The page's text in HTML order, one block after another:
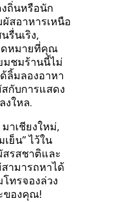
ถิ่นหรือนัก
สอาหารเหนือ
รื่นเริง,
ดหมายที่คุณ
มชมร้านนี้ไม่
ลิ้มลองอาหา
กับการแสดง
ใหล.
าเชียงใหม่,
ย็น” ไว้ใน
สรสชาติและ
ามารถหาได้
ทรจองล่วง
ของคุณ!